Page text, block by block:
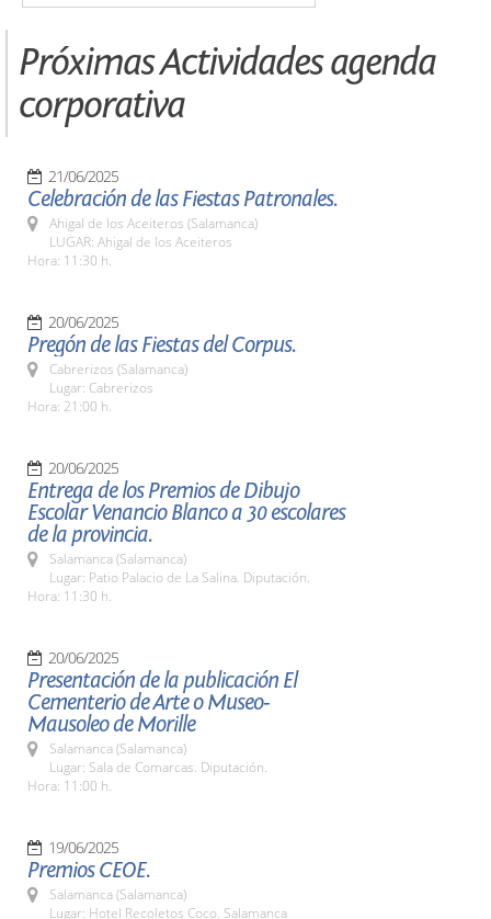
Próximas Actividades agenda
corporativa
21/06/2025
Celebración de las Fiestas Patronales.
Ahigal de los Aceiteros (Salamanca)
LUGAR: Ahigal de los Aceiteros
Hora: 11:30 h.
20/06/2025
Pregón de las Fiestas del Corpus.
Cabrerizos (Salamanca)
Lugar: Cabrerizos
Hora: 21:00 h.
20/06/2025
Entrega de los Premios de Dibujo
Escolar Venancio Blanco a 30 escolares
de la provincia.
Salamanca (Salamanca)
Lugar: Patio Palacio de La Salina. Diputación.
Hora: 11:30 h.
20/06/2025
Presentación de la publicación El
Cementerio de Arte o Museo-
Mausoleo de Morille
Salamanca (Salamanca)
Lugar: Sala de Comarcas. Diputación.
Hora: 11:00 h.
19/06/2025
Premios CEOE.
Salamanca (Salamanca)
Lugar: Hotel Recoletos Coco. Salamanca